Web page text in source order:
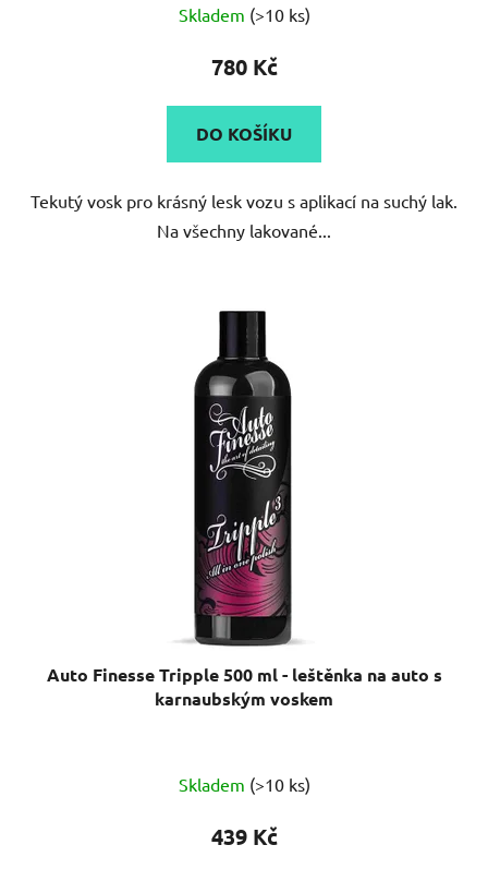
hodnocení
produktu
4,7
z
hvězdiček.
Skladem (>10 ks)
780 Kč
DO KOŠÍKU
Tekutý vosk pro krásný lesk vozu s aplikací na suchý lak.
Na všechny lakované...
Auto Finesse Tripple 500 ml - leštěnka na auto s
karnaubským voskem
hodnocení
produktu
Skladem (>10 ks)
439 Kč